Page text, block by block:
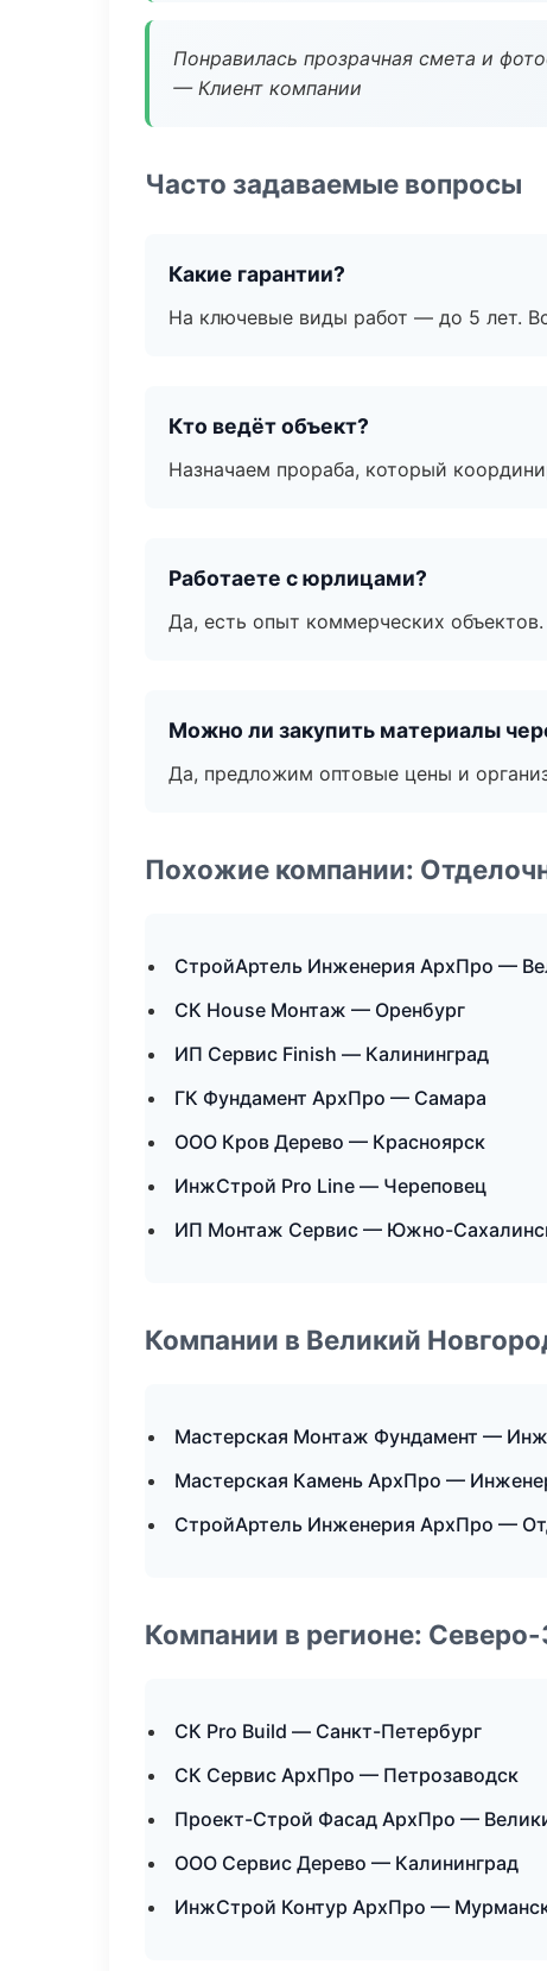
Понравилась прозрачная смета и
— Клиент компании
Часто задаваемые вопросы
Какие гарантии?
На ключевые виды работ — до 5 лет.
Кто ведёт объект?
Назначаем прораба, который
Работаете с юрлицами?
Да, есть опыт коммерческих
Можно ли закупить материалы
Да, предложим оптовые цены и
Похожие компании:
СтройАртель Инженерия АрхПро —
СК House Монтаж — Оренбург
ИП Сервис Finish — Калининград
ГК Фундамент АрхПро — Самара
ООО Кров Дерево — Красноярск
ИнжСтрой Pro Line — Череповец
ИП Монтаж Сервис — Южно-
Компании в Великий
Мастерская Монтаж Фундамент —
Мастерская Камень АрхПро —
СтройАртель Инженерия АрхПро —
Компании в регионе:
СК Pro Build — Санкт-Петербург
СК Сервис АрхПро — Петрозаводск
Проект-Строй Фасад АрхПро —
ООО Сервис Дерево — Калининград
ИнжСтрой Контур АрхПро —